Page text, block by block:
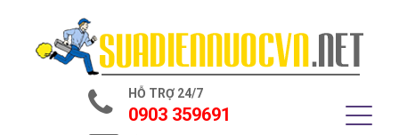
Trang chủ
Dịch vụ điện nước
HỖ TRỢ 24/7
0903 359691